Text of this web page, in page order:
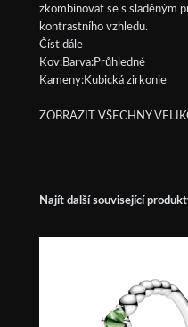
zkombinovat se s sladěným
kontrastního vzhledu.
Číst dále
Kov:Barva:Průhledné
Kameny:Kubická zirkonie
ZOBRAZIT VŠECHNY
Najít další související